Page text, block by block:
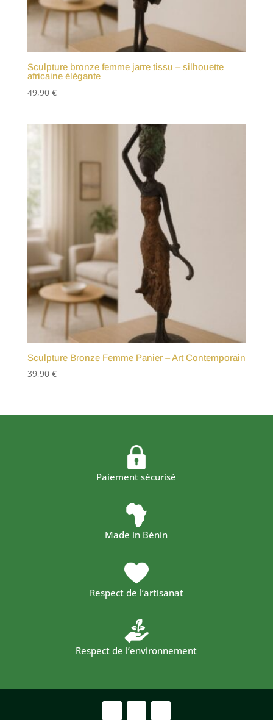
Sculpture bronze femme jarre tissu – silhouette
africaine élégante
49,90 €
Sculpture Bronze Femme Panier – Art Contemporain
39,90 €
Paiement sécurisé
Made in Bénin
Respect de l’artisanat
Respect de l’environnement